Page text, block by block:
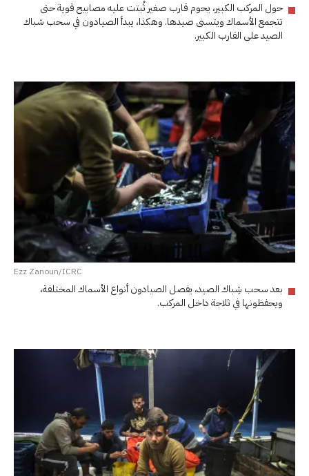
حول المركب الكبير، يحوم قارب صغير ثُبتت عليه مصابيح قوية حتى
تتجمع الأسماك ويتسنى صيدها. وهكذا، يبدأ الصيادون في سحب شباك
الصيد على القارب الكبير.
Ezz Zanoun/ICRC
بعد سحب شِباك الصيد، يفصل الصيادون أنواع الأسماك المختلفة،
ويحفظونها في ثلاجة داخل المركب.